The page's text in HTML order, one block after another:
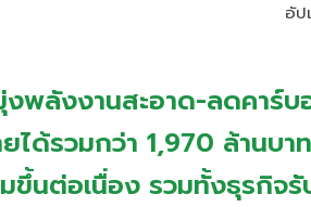
อัป
พลังงานสะอาด-ลดคาร์บ
ได้รวมกว่า 1,970 ล้านบา
ขึ้นต่อเนื่อง รวมทั้งธุรกิจรั